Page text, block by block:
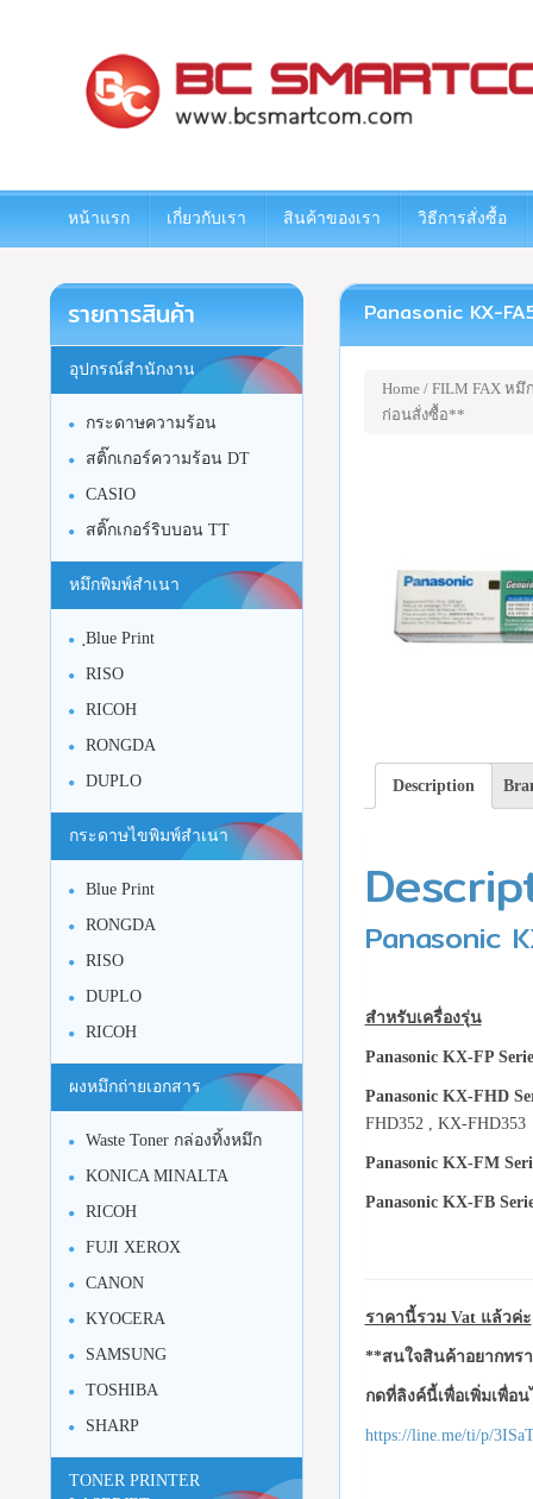
หน้าแรก เกี่ยวกับเรา สินค้าของเรา วิธีการสั่งซื้อ
Panasonic KX-
Home/ FILM FAX หมึ
ก่อนสั่งซื้อ**
Description
Panasonic
สำหรับเครื่องรุ่น
Panasonic KX-FP
Panasonic KX-FHD
FHD352 , KX-FHD353
Panasonic KX-FM
Panasonic KX-FB
ราคานี้รวม Vat แล้วค่ะ
**สนใจสินค้าอยากทร
กดที่ลิงค์นี้เพื่อเพิ่มเพื่อ
https://line.me/ti/p/
รายการสินค้า
อุปกรณ์สำนักงาน
กระดาษความร้อน
สติ๊กเกอร์ความร้อน DT
CASIO
สติ๊กเกอร์ริบบอน TT
หมึกพิมพ์สำเนา
ฺBlue Print
RISO
RICOH
RONGDA
DUPLO
กระดาษไขพิมพ์สำเนา
Blue Print
RONGDA
RISO
DUPLO
RICOH
ผงหมึกถ่ายเอกสาร
Waste Toner กล่องทิ้งหมึก
KONICA MINALTA
RICOH
FUJI XEROX
CANON
KYOCERA
SAMSUNG
TOSHIBA
SHARP
TONER PRINTER